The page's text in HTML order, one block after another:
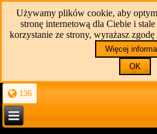
Używamy plików cookie, aby
stronę internetową dla Ciebie i
korzystanie ze strony, wyrażasz
Więcej
OK
136